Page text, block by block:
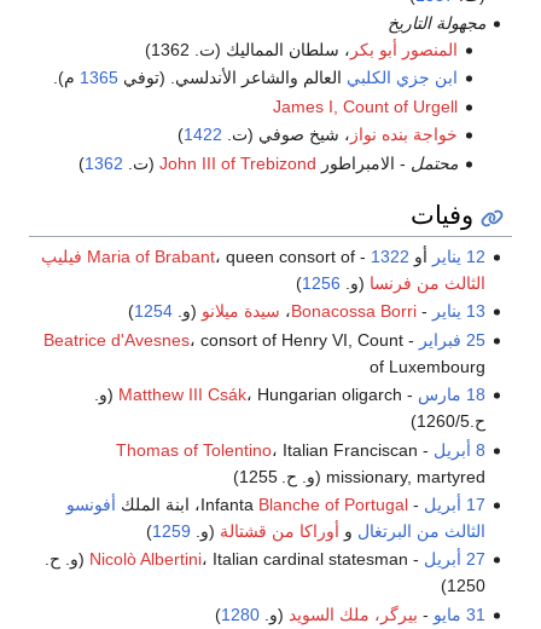
مجهولة التاريخ
المنصور أبو بكر ، سلطان المماليك (ت. 1362)
ابن جزي الكلبي العالم والشاعر الأندلسي. (توفي 1365 م).
James I, Count of Urgell
خواجة بنده نواز ، شيخ صوفي (ت. 1422
)
محتمل - الامبراطور John III of Trebizond(ت. 1362
)
وفيات
12 يناير أو 1322
-
Maria of Brabant، queen consort of
فيليپ
الثالث من فرنسا (و. 1256
)
13 يناير
-
Bonacossa Borri، سيدة ميلانو (و.1254
)
25 فبراير
-
Beatrice d'Avesnes، consort of Henry VI, Count
of Luxembourg
18 مارس
-
Matthew III Csák ، Hungarian oligarch (و.
ح.1260/5)
8 أبريل
-
Thomas of Tolentino، Italian Franciscan
missionary, martyred (و. ح. 1255)
17 أبريل
- Infanta
Blanche of Portugal ، ابنة الملك أفونسو
الثالث من البرتغال و أوراكا من قشتالة (و. 1259
)
27 أبريل
-
Nicolò Albertini ، Italian cardinal statesman (و. ح.
1250)
31 مايو
- بيرگر، ملك السويد (و.1280
)